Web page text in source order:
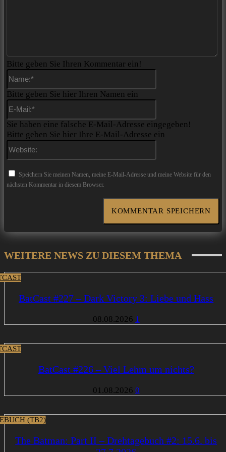
Bitte geben Sie Ihren Kommentar ein!
Bitte geben Sie hier Ihren Namen ein
Sie haben eine falsche E-Mail-Adresse eingegeben!
Bitte geben Sie hier Ihre E-Mail-Adresse ein
Speichern Sie meinen Namen, meine E-Mail-Adresse und meine Website für den
nächsten Kommentar in diesem Browser.
WEITERE NEWS ZU DIESEM THEMA
BatCast #227 – Dark Victory 3: Liebe und Hass
08.08.2026 1
BatCast #226 – Viel Lehm um nichts?
01.08.2026 0
(TB2)
The Batman: Part II – Drehtagebuch #2: 15.6. bis